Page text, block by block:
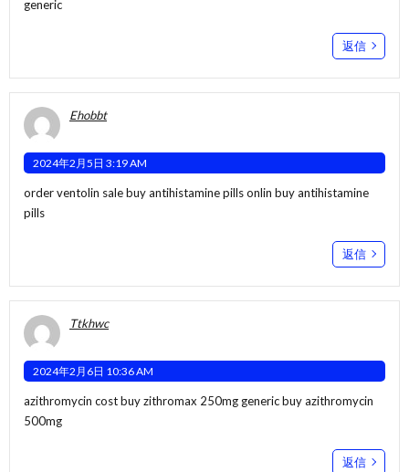
generic
返信
Ehobbt
2024年2月5日 3:19 AM
order ventolin salebuy antihistamine pills onlin buy antihistamine
pills
返信
Ttkhwc
2024年2月6日 10:36 AM
azithromycin costbuy zithromax 250mg genericbuy azithromycin
500mg
返信